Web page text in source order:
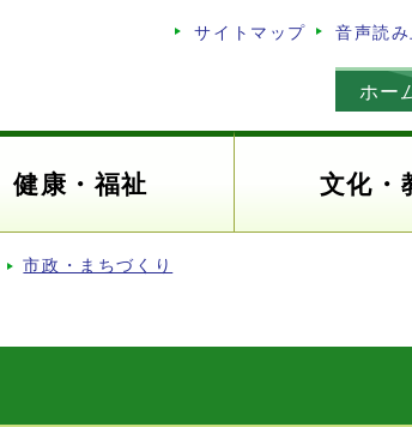
サイトマップ 音声読
ホー
健康・福祉 文化・
市政・まちづくり